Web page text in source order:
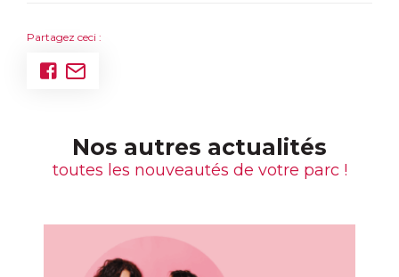
Partagez ceci :
Nos autres actualités
toutes les nouveautés de votre parc !